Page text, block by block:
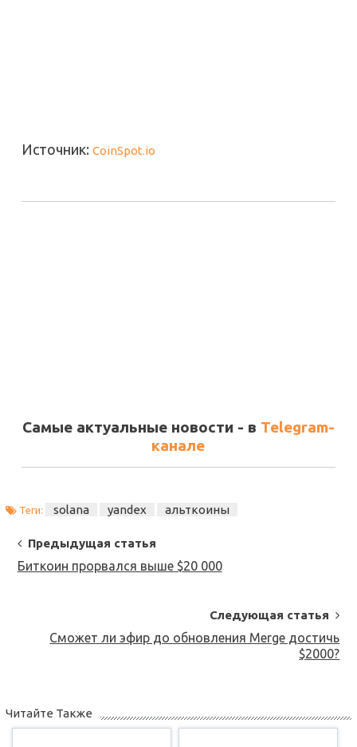
Источник: CoinSpot.io
Самые актуальные новости - в Telegram-
канале
Теги: solana yandex альткоины
Post
Navigation
Предыдущая статья
Биткоин прорвался выше $20 000
Следующая статья
Сможет ли эфир до обновления Merge достичь
$2000?
Читайте Также